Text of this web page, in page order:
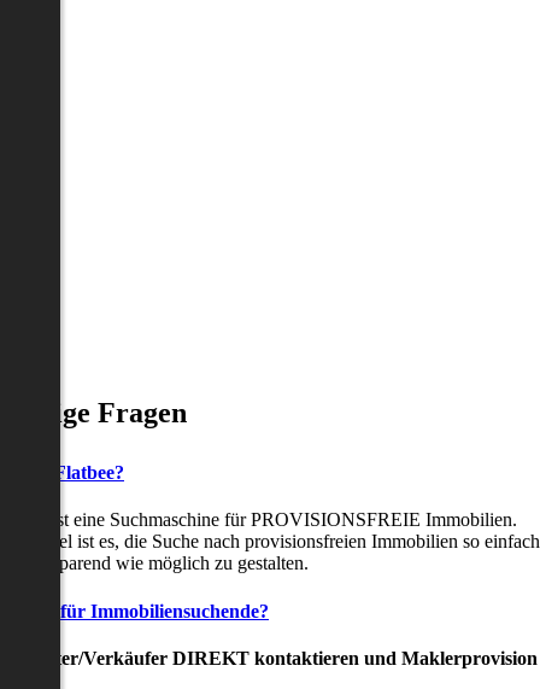
Fragen
ist Flatbee?
ist eine Suchmaschine für PROVISIONSFREIE Immobilien.
Ziel ist es, die Suche nach provisionsfreien Immobilien so einfach
zeitsparend wie möglich zu gestalten.
für Immobiliensuchende?
Verkäufer DIREKT kontaktieren und Maklerprovision